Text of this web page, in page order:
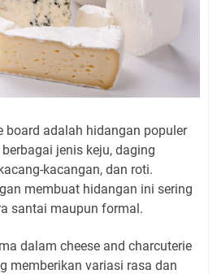
board adalah hidangan populer
jenis keju, daging
kacangan, dan roti.
membuat hidangan ini sering
santai maupun formal.
dalam cheese and charcuterie
memberikan variasi rasa dan